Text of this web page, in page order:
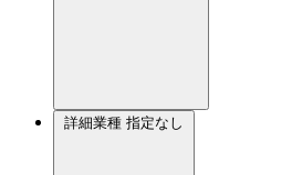
詳細業種 指定なし